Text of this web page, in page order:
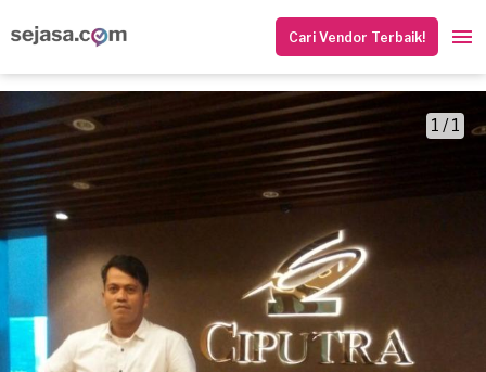
Cari Vendor Terbaik!
1 / 1